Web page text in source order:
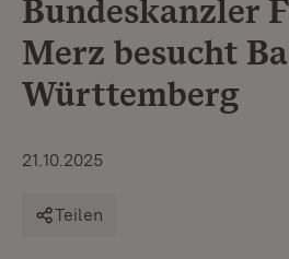
Bundeskanzler
Merz besucht
Württemberg
21.10.2025
Teilen